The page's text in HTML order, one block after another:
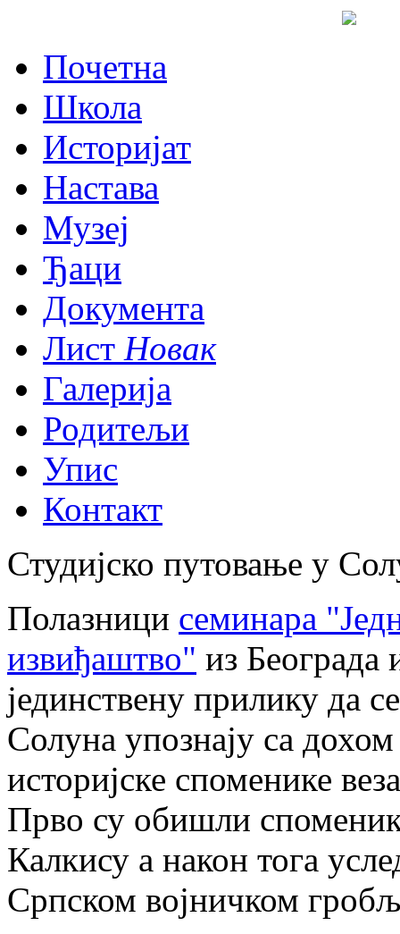
Почетна
Школа
Историјат
Настава
Музеј
Ђаци
Документа
Лист Новак
Галерија
Родитељи
Упис
Контакт
Студијско путовање у
Полазници семинара
извиђаштво" из
јединствену прилику да
Солуна упознају са
историјске споменике
Прво су обишли
Калкису а након тога
Српском војничком